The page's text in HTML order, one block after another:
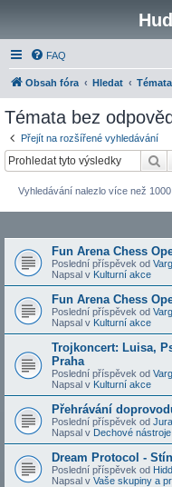
FAQ
Obsah fóra Hledat
Témata bez
Přejít na rozšířené vyhledávání
Vyhledávání nalezlo více než
Fun Arena Chess
Poslední příspěvek od
Napsal v Kulturní akce
Fun Arena Chess
Poslední příspěvek od
Napsal v Kulturní akce
Trojkoncert: Luisa,
Praha
Poslední příspěvek od
Napsal v Kulturní akce
Přehrávání
Poslední příspěvek od
Napsal v Dechové nástroje
Dream Protocol -
Poslední příspěvek od
Napsal v Vaše skupiny a